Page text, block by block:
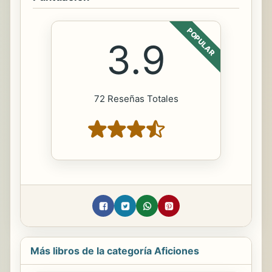
POPULAR
3.9
72 Reseñas Totales
Más libros de la categoría Aficiones